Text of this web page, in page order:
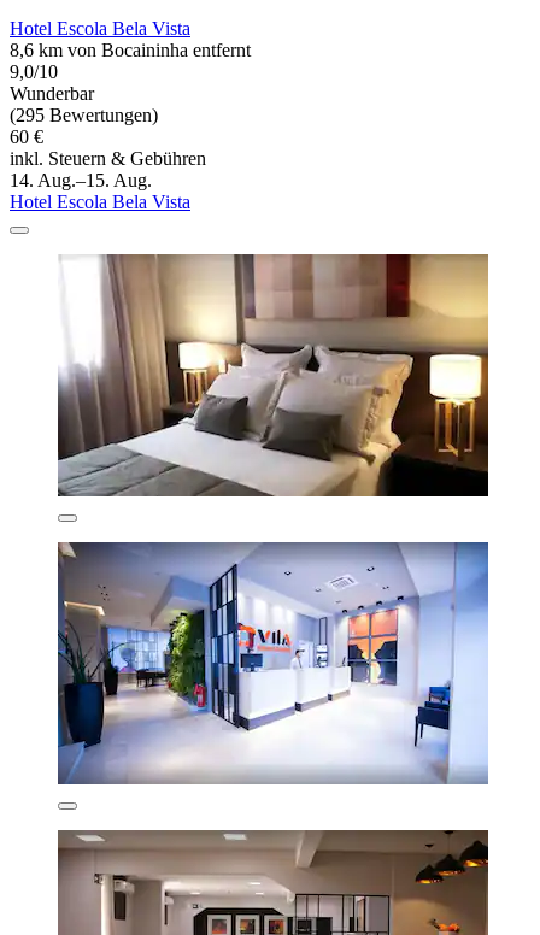
Hotel Escola Bela Vista
8,6 km von Bocaininha entfernt
9,0/10
Wunderbar
(295 Bewertungen)
60 €
inkl. Steuern & Gebühren
14. Aug.–15. Aug.
Hotel Escola Bela Vista